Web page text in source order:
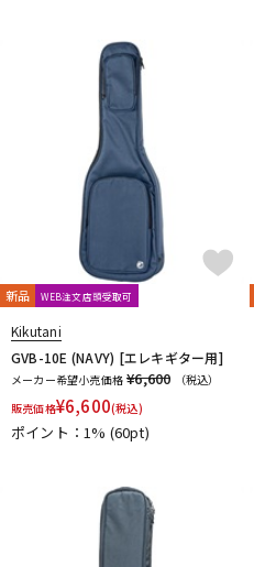
新品 WEB注文店頭受取可
Kikutani
GVB-10E (NAVY) [エレキギター用]
メーカー希望小売価格 ¥6,600
（税込）
販売価格¥6,600(税込)
ポイント：1% (60pt)